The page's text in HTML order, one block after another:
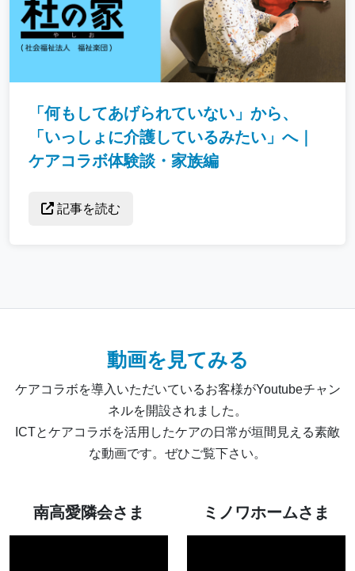
「何もしてあげられていない」から、
「いっしょに介護しているみたい」へ｜
ケアコラボ体験談・家族編
記事を読む
動画を見てみる
ケアコラボを導入いただいているお客様がYoutubeチャン
ネルを開設されました。
ICTとケアコラボを活用したケアの日常が垣間見える素敵
な動画です。ぜひご覧下さい。
南高愛隣会さま ミノワホームさま